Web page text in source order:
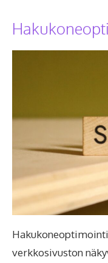
verkkosivuston